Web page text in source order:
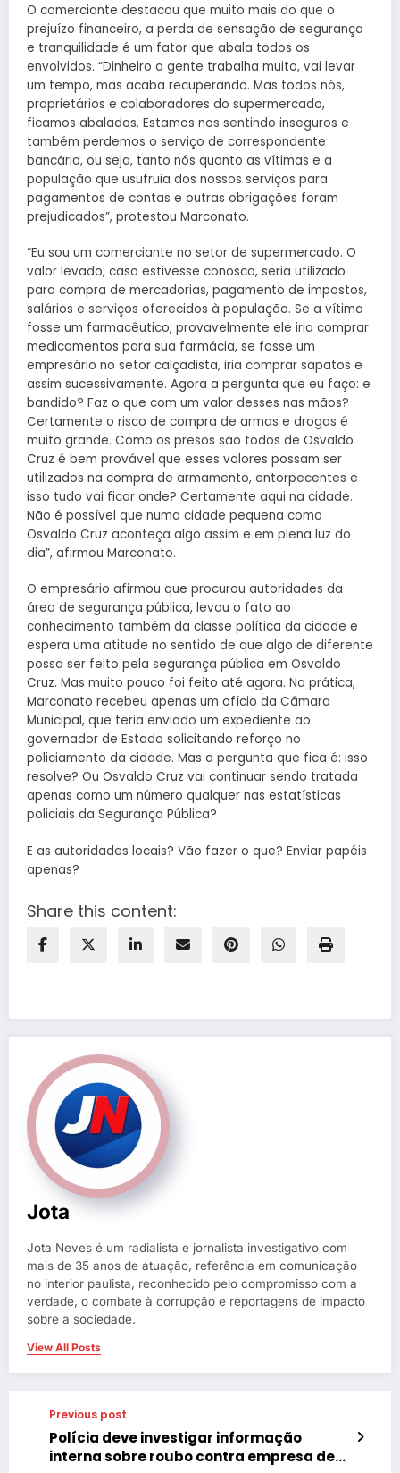
O comerciante destacou que muito mais do que o
prejuízo financeiro, a perda de sensação de segurança
e tranquilidade é um fator que abala todos os
envolvidos. “Dinheiro a gente trabalha muito, vai levar
um tempo, mas acaba recuperando. Mas todos nós,
proprietários e colaboradores do supermercado,
ficamos abalados. Estamos nos sentindo inseguros e
também perdemos o serviço de correspondente
bancário, ou seja, tanto nós quanto as vítimas e a
população que usufruia dos nossos serviços para
pagamentos de contas e outras obrigações foram
prejudicados”, protestou Marconato.
“Eu sou um comerciante no setor de supermercado. O
valor levado, caso estivesse conosco, seria utilizado
para compra de mercadorias, pagamento de impostos,
salários e serviços oferecidos à população. Se a vítima
fosse um farmacêutico, provavelmente ele iria comprar
medicamentos para sua farmácia, se fosse um
empresário no setor calçadista, iria comprar sapatos e
assim sucessivamente. Agora a pergunta que eu faço: e
bandido? Faz o que com um valor desses nas mãos?
Certamente o risco de compra de armas e drogas é
muito grande. Como os presos são todos de Osvaldo
Cruz é bem provável que esses valores possam ser
utilizados na compra de armamento, entorpecentes e
isso tudo vai ficar onde? Certamente aqui na cidade.
Não é possível que numa cidade pequena como
Osvaldo Cruz aconteça algo assim e em plena luz do
dia”, afirmou Marconato.
O empresário afirmou que procurou autoridades da
área de segurança pública, levou o fato ao
conhecimento também da classe política da cidade e
espera uma atitude no sentido de que algo de diferente
possa ser feito pela segurança pública em Osvaldo
Cruz. Mas muito pouco foi feito até agora. Na prática,
Marconato recebeu apenas um ofício da Câmara
Municipal, que teria enviado um expediente ao
governador de Estado solicitando reforço no
policiamento da cidade. Mas a pergunta que fica é: isso
resolve? Ou Osvaldo Cruz vai continuar sendo tratada
apenas como um número qualquer nas estatísticas
policiais da Segurança Pública?
E as autoridades locais? Vão fazer o que? Enviar papéis
apenas?
Share this content:
Jota
Jota Neves é um radialista e jornalista investigativo com
mais de 35 anos de atuação, referência em comunicação
no interior paulista, reconhecido pelo compromisso com a
verdade, o combate à corrupção e reportagens de impacto
sobre a sociedade.
View All Posts
Previous post
Polícia deve investigar informação
interna sobre roubo contra empresa de